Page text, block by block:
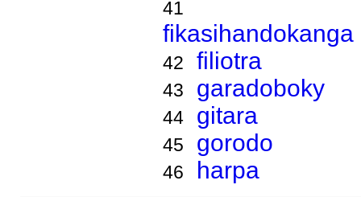
41
fikasihandokanga
42 filiotra
43 garadoboky
44 gitara
45 gorodo
46 harpa